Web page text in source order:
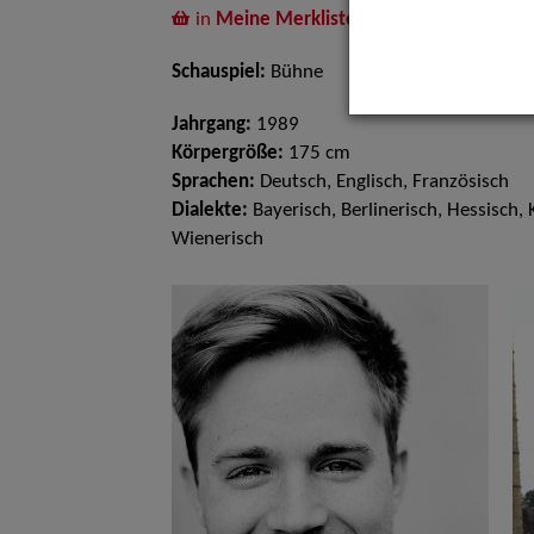
in Meine Merkliste
Schauspiel: Bühne
Jahrgang: 1989
Körpergröße: 175 cm
Sprachen: Deutsch, Englisch, Französisch
Dialekte: Bayerisch, Berlinerisch, Hessisch,
Wienerisch